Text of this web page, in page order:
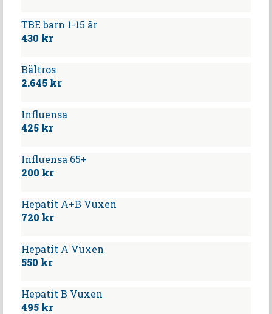
TBE barn 1-15 år
430 kr
Bältros
2.645 kr
Influensa
425 kr
Influensa 65+
200 kr
Hepatit A+B Vuxen
720 kr
Hepatit A Vuxen
550 kr
Hepatit B Vuxen
495 kr